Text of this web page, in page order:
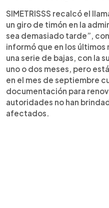
SIMETRISSS recalcó el
un giro de timón en la
sea demasiado tarde”,
informó que en los últimos
una serie de bajas, con la
uno o dos meses, pero
en el mes de septiembre
documentación para
autoridades no han
afectados.